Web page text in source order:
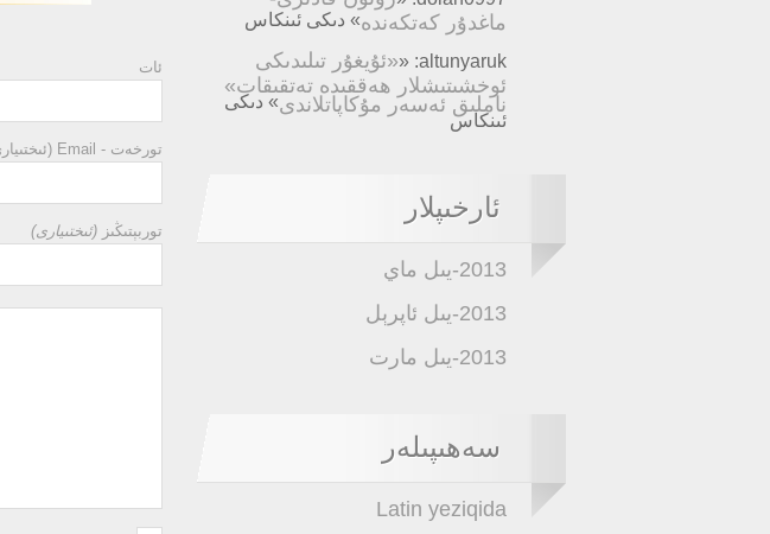
ئات
تورخەت - Email (ئىختىيارى)
توربېتىڭىز (ئىختىيارى)
ماغدۇر كەتكەندە» دىكى ئىنكاس
altunyaruk: « «ئۇيغۇر تىلىدىكى
ئوخشىتىشلار ھەققىدە تەتقىقات»
ناملىق ئەسەر مۇكاپاتلاندى » دىكى
ئىنكاس
ئارخىپلار
2013-يىل ماي
2013-يىل ئاپرېل
2013-يىل مارت
سەھىپىلەر
Latin yeziqida